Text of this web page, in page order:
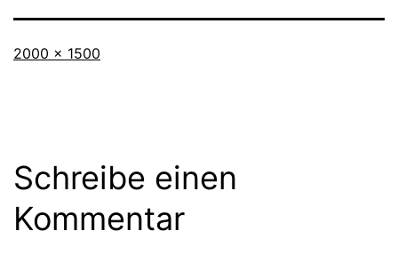
Vollständige
2000 × 1500
Schreibe einen
Kommentar